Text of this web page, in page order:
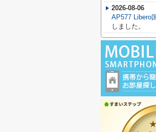
2026-08-06
AP577 Libero
しました。